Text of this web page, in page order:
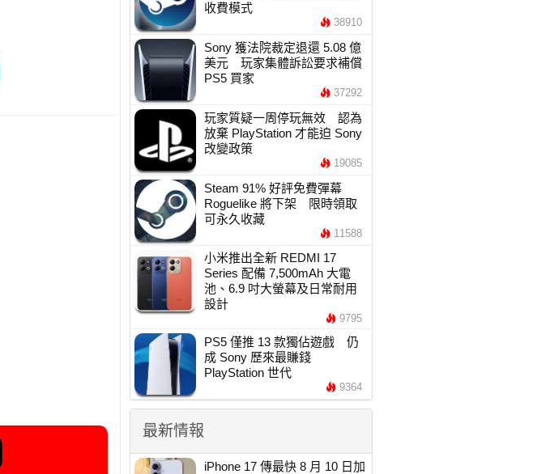
收費模式
38910
Sony 獲法院裁定退還 5.08 億
美元 玩家集體訴訟要求補償
PS5 買家
37292
玩家質疑一周停玩無效 認為
放棄 PlayStation 才能迫 Sony
改變政策
19085
Steam 91% 好評免費彈幕
Roguelike 將下架 限時領取
可永久收藏
11588
小米推出全新 REDMI 17
Series 配備 7,500mAh 大電
池、6.9 吋大螢幕及日常耐用
設計
9795
PS5 僅推 13 款獨佔遊戲 仍
成 Sony 歷來最賺錢
PlayStation 世代
9364
最新情報
iPhone 17 傳最快 8 月 10 日加